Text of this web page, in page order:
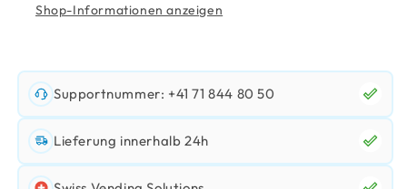
Shop-Informationen anzeigen
Supportnummer: +41 71 844 80 50
Lieferung innerhalb 24h